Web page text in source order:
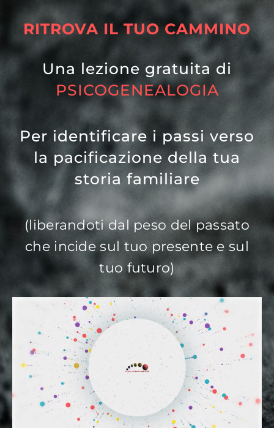
RITROVA IL TUO CAMMINO
Una lezione gratuita di
PSICOGENEALOGIA
Per identificare i passi verso
la pacificazione della tua
storia familiare
(liberandoti dal peso del passato
che incide sul tuo presente e sul
tuo futuro)